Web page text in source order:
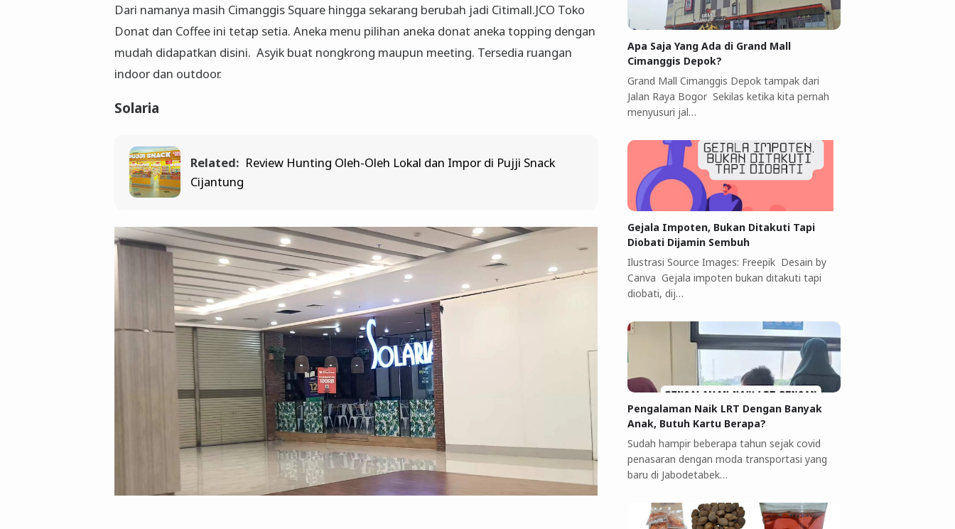
Dari namanya masih Cimanggis Square hingga sekarang berubah jadi Citimall.JCO Toko
Donat dan Coffee ini tetap setia. Aneka menu pilihan aneka donat aneka topping dengan
mudah didapatkan disini. Asyik buat nongkrong maupun meeting. Tersedia ruangan
indoor dan outdoor.
Solaria
Related: Review Hunting Oleh-Oleh Lokal dan Impor di Pujji Snack
Cijantung
Apa Saja Yang Ada di Grand Mall
Cimanggis Depok?
Grand Mall Cimanggis Depok tampak dari
Jalan Raya Bogor Sekilas ketika kita pernah
menyusuri jal…
Gejala Impoten, Bukan Ditakuti Tapi
Diobati Dijamin Sembuh
Ilustrasi Source Images: Freepik Desain by
Canva Gejala impoten bukan ditakuti tapi
diobati, dij…
Pengalaman Naik LRT Dengan Banyak
Anak, Butuh Kartu Berapa?
Sudah hampir beberapa tahun sejak covid
penasaran dengan moda transportasi yang
baru di Jabodetabek…